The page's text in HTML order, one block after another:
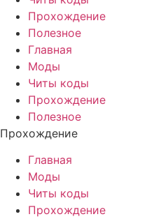
Прохождение
Полезное
Главная
Моды
Читы коды
Прохождение
Полезное
Прохождение
Главная
Моды
Читы коды
Прохождение